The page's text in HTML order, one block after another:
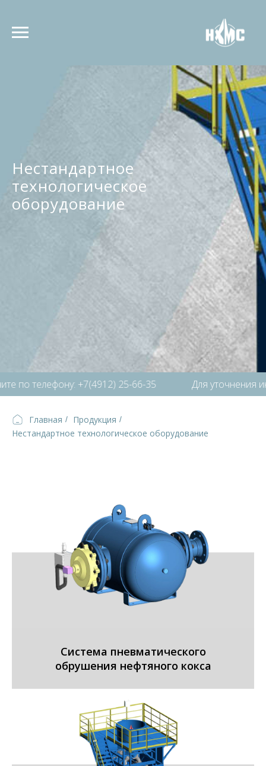
Нестандартное
технологическое
оборудование
по телефону: +7(4912) 25-66-35 Для уточнения
Главная / Продукция /
Нестандартное технологическое оборудование
Система пневматического
обрушения нефтяного кокса